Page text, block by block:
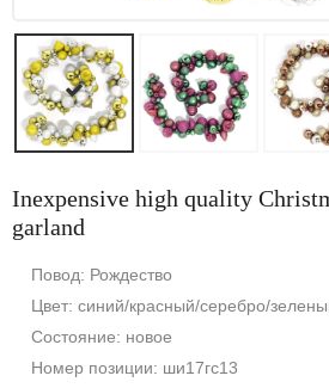
Inexpensive high quality
garland
Повод: Рождество
Цвет: синий/красный/серебро/
Состояние: новое
Номер позиции: ши17гс13